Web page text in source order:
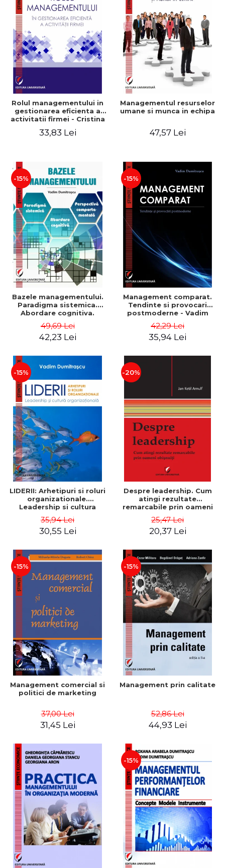
Rolul managementului in
gestionarea eficienta a
activitatii firmei - Cristina
Gabriel Nastase, Mihaela-
33,83 Lei
Managementul resurselor
umane si munca in echipa
47,57 Lei
-15%
Bazele managementului.
Paradigma sistemica.
Abordare cognitiva.
comportamentala - Vadim
Dumitrascu
49,69 Lei
42,23 Lei
-15%
Management comparat.
Tendinte si provocari
postmoderne - Vadim
42,29 Lei
35,94 Lei
-15%
LIDERII: Arhetipuri si roluri
organizationale.
Leadership si cultura
Dumitrascu
35,94 Lei
30,55 Lei
-20%
Despre leadership. Cum
atingi rezultate
remarcabile prin oameni
25,47 Lei
20,37 Lei
-15%
Management comercial si
politici de marketing
37,00 Lei
31,45 Lei
-15%
Management prin calitate
52,86 Lei
44,93 Lei
-15%